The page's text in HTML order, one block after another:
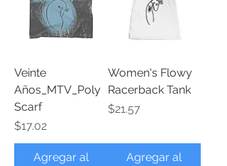
Veinte
Años_MTV_Poly
Scarf
Precio
$17.02
Agregar al
Women's Flowy
Racerback Tank
Precio
$21.57
Agregar al